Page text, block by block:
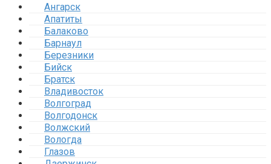
Ангарск
Апатиты
Балаково
Барнаул
Березники
Бийск
Братск
Владивосток
Волгоград
Волгодонск
Волжский
Вологда
Глазов